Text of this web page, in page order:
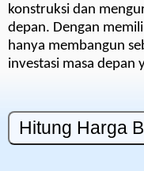
konstruksi dan
depan. Dengan
hanya membangun
investasi masa depan